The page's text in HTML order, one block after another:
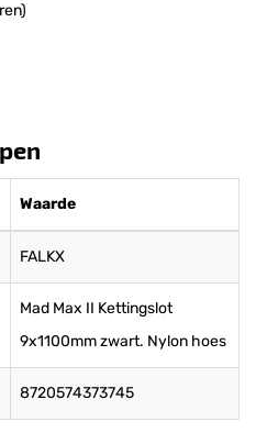
Waarde
FALKX
Mad Max II Kettingslot
9x1100mm zwart. Nylon hoes
8720574373745